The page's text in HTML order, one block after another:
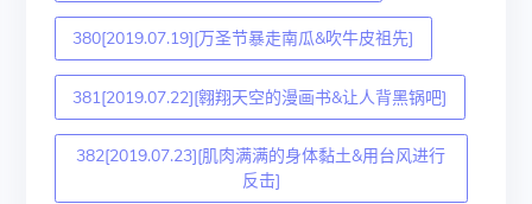
380[2019.07.19][万圣节暴走南瓜&吹牛皮祖先]
381[2019.07.22][翱翔天空的漫画书&让人背黑锅吧]
382[2019.07.23][肌肉满满的身体黏土&用台风进行
反击]